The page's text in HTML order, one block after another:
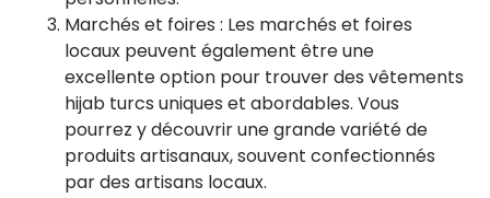
Marchés et foires : Les marchés et foires
locaux peuvent également être une
excellente option pour trouver des vêtements
hijab turcs uniques et abordables. Vous
pourrez y découvrir une grande variété de
produits artisanaux, souvent confectionnés
par des artisans locaux.